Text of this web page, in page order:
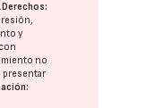
Derechos:
y
no
presentar